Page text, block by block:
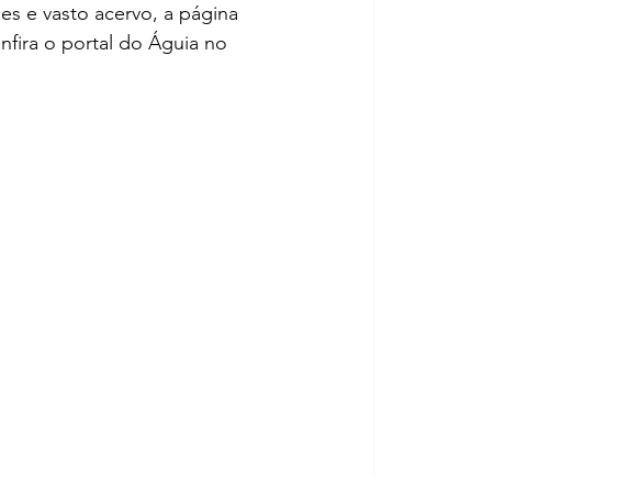
e vasto acervo, a página
o portal do Águia no